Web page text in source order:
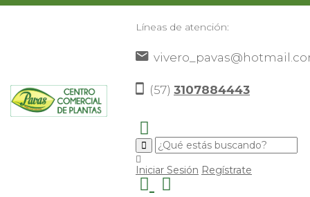
Líneas de atención:
(57) 3107884443
Iniciar Sesión Regístrate
Frutales >Otros Frutales>